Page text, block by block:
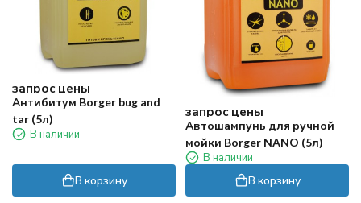
запрос цены
Антибитум Borger bug and
tar (5л)
В наличии
В корзину
запрос цены
Автошампунь для ручной
мойки Borger NANO (5л)
В наличии
В корзину